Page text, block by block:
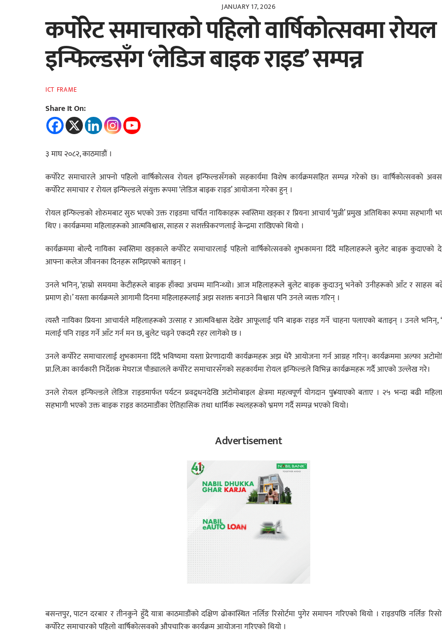
JANUARY 17, 2026
कर्पोरेट समाचारको पहिलो वार्षिकोत्सवमा रोयल
इन्फिल्डसँग ‘लेडिज बाइक राइड’ सम्पन्न
ICT FRAME
Share It On:
३ माघ २०८२, काठमाडौं ।
कर्पोरेट समाचारले आफ्नो पहिलो वार्षिकोत्सव रोयल इन्फिल्डसँगको सहकार्यमा विशेष कार्यक्रमसहित सम्पन्न गरेको छ। वार्षिकोत्सवको
कर्पोरेट समाचार र रोयल इन्फिल्डले संयुक्त रूपमा ‘लेडिज बाइक राइड’ आयोजना गरेका हुन् ।
रोयल इन्फिल्डको शोरुमबाट सुरु भएको उक्त राइडमा चर्चित नायिकाहरू स्वस्तिमा खड्का र प्रियना आचार्य ‘मुन्नी’ प्रमुख अतिथिका रूपमा सहभागी
थिए । कार्यक्रममा महिलाहरूको आत्मविश्वास, साहस र सशक्तीकरणलाई केन्द्रमा राखिएको थियो ।
कार्यक्रममा बोल्दै नायिका स्वस्तिमा खड्काले कर्पोरेट समाचारलाई पहिलो वार्षिकोत्सवको शुभकामना दिँदै महिलाहरूले बुलेट बाइक कुदाएको
आफ्ना कलेज जीवनका दिनहरू सम्झिएको बताइन् ।
उनले भनिन्, ‘हाम्रो समयमा केटीहरूले बाइक हाँक्दा अचम्म मानिन्थ्यो। आज महिलाहरूले बुलेट बाइक कुदाउनु भनेको उनीहरूको आँट र साहस
प्रमाण हो।’ यस्ता कार्यक्रमले आगामी दिनमा महिलाहरूलाई अझ सशक्त बनाउने विश्वास पनि उनले व्यक्त गरिन् ।
त्यस्तै नायिका प्रियना आचार्यले महिलाहरूको उत्साह र आत्मविश्वास देखेर आफूलाई पनि बाइक राइड गर्ने चाहना पलाएको बताइन् । उनले भनिन्,
मलाई पनि राइड गर्ने आँट गर्न मन छ, बुलेट चढ्ने एकदमै रहर लागेको छ ।
उनले कर्पोरेट समाचारलाई शुभकामना दिँदै भविष्यमा यस्ता प्रेरणादायी कार्यक्रमहरू अझ धेरै आयोजना गर्न आग्रह गरिन्। कार्यक्रममा अल्फा
प्रा.लि.का कार्यकारी निर्देशक मेघराज पौड्यालले कर्पोरेट समाचारसँगको सहकार्यमा रोयल इन्फिल्डले विभिन्न कार्यक्रमहरू गर्दै आएको उल्लेख गरे।
उनले रोयल इन्फिल्डले लेडिज राइडमार्फत पर्यटन प्रवद्र्धनदेखि अटोमोबाइल क्षेत्रमा महत्वपूर्ण योगदान पु¥याएको बताए । २५ भन्दा बढी
सहभागी भएको उक्त बाइक राइड काठमाडौंका ऐतिहासिक तथा धार्मिक स्थलहरूको भ्रमण गर्दै सम्पन्न भएको थियो।
Advertisement
बसन्तपुर, पाटन दरबार र तीनकुने हुँदै यात्रा काठमाडौंको दक्षिण ढोकास्थित नर्लिङ रिसोर्टमा पुगेर समापन गरिएको थियो । राइडपछि नर्लिङ
कर्पोरेट समाचारको पहिलो वार्षिकोत्सवको औपचारिक कार्यक्रम आयोजना गरिएको थियो ।